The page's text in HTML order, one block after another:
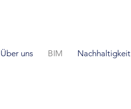
Über uns BIM Nachhaltigkeit